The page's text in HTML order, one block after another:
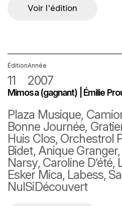
Voir l'édition
Édition
11
Année
2007
Mimosa (gagnant) | Émilie
Plaza Musique,
Bonne Journée,
Huis Clos, Orchestrol
Bidet, Anique
Narsy, Caroline D’été,
Esker Mica, Labess,
NulSiDécouvert